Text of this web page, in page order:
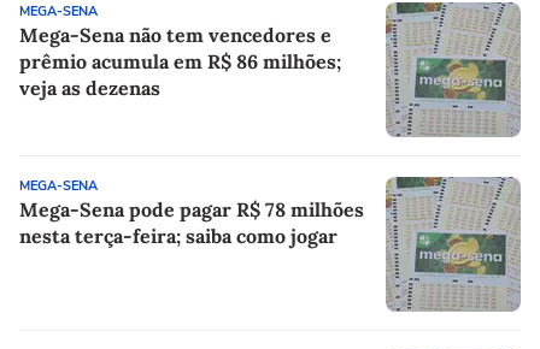
MEGA-SENA
Mega-Sena não tem vencedores e
prêmio acumula em R$ 86 milhões;
veja as dezenas
MEGA-SENA
Mega-Sena pode pagar R$ 78 milhões
nesta terça-feira; saiba como jogar